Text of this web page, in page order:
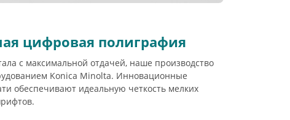
цифровая полиграфия
с максимальной отдачей, наше производство
Konica Minolta. Инновационные
обеспечивают идеальную четкость мелких